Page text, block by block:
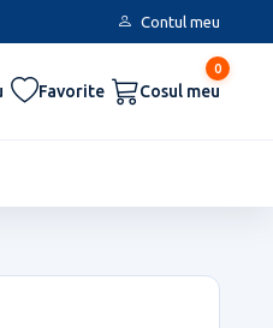
Contul meu
Favorite
0
Cosul meu